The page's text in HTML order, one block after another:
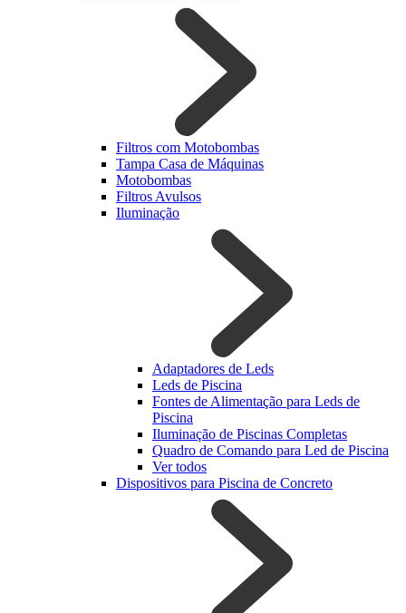
Filtros com Motobombas
Tampa Casa de Máquinas
Motobombas
Filtros Avulsos
Iluminação
Adaptadores de Leds
Leds de Piscina
Fontes de Alimentação para Leds de
Piscina
Iluminação de Piscinas Completas
Quadro de Comando para Led de Piscina
Ver todos
Dispositivos para Piscina de Concreto